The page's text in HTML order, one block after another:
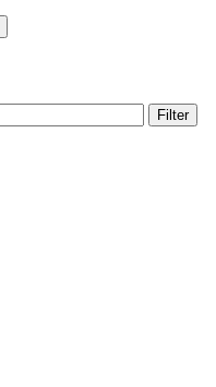
Filter